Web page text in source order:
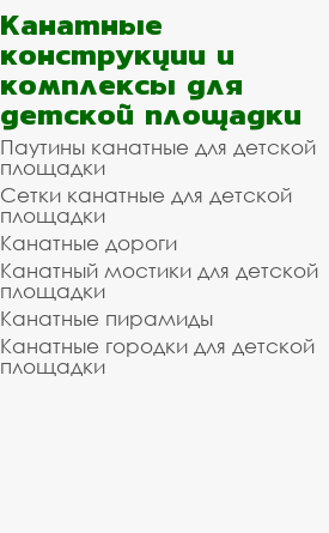
Канатные
конструкции и
комплексы для
детской площадки
Паутины канатные для детской
площадки
Сетки канатные для детской
площадки
Канатные дороги
Канатный мостики для детской
площадки
Канатные пирамиды
Канатные городки для детской
площадки